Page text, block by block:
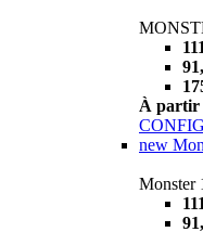
À partir
new
Monster